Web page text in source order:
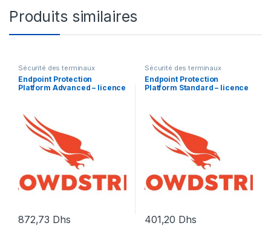
Produits similaires
Sécurité des terminaux
Endpoint Protection
Platform Advanced – licence
872,73 Dhs
Sécurité des terminaux
Endpoint Protection
Platform Standard – licence
401,20 Dhs